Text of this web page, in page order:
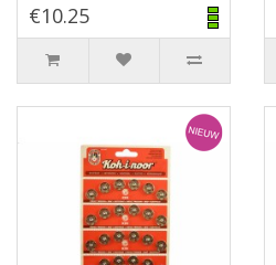
€10.25